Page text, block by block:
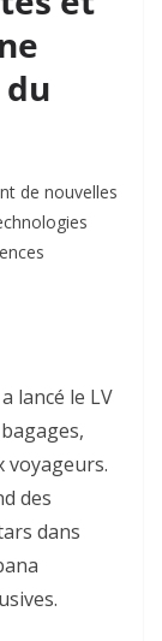
de nouvelles
lancé le LV
voyageurs.
des
dans
.